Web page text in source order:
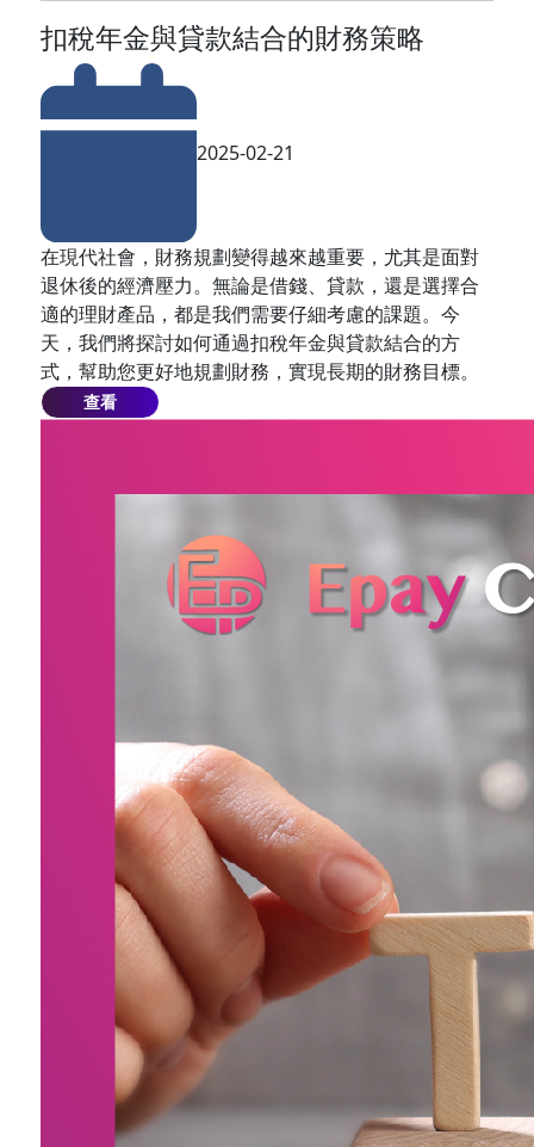
扣稅年金與貸款結合的財務策略
2025-02-21
在現代社會，財務規劃變得越來越重要，尤其是面對
退休後的經濟壓力。無論是借錢、貸款，還是選擇合
適的理財產品，都是我們需要仔細考慮的課題。今
天，我們將探討如何通過扣稅年金與貸款結合的方
式，幫助您更好地規劃財務，實現長期的財務目標。
查看